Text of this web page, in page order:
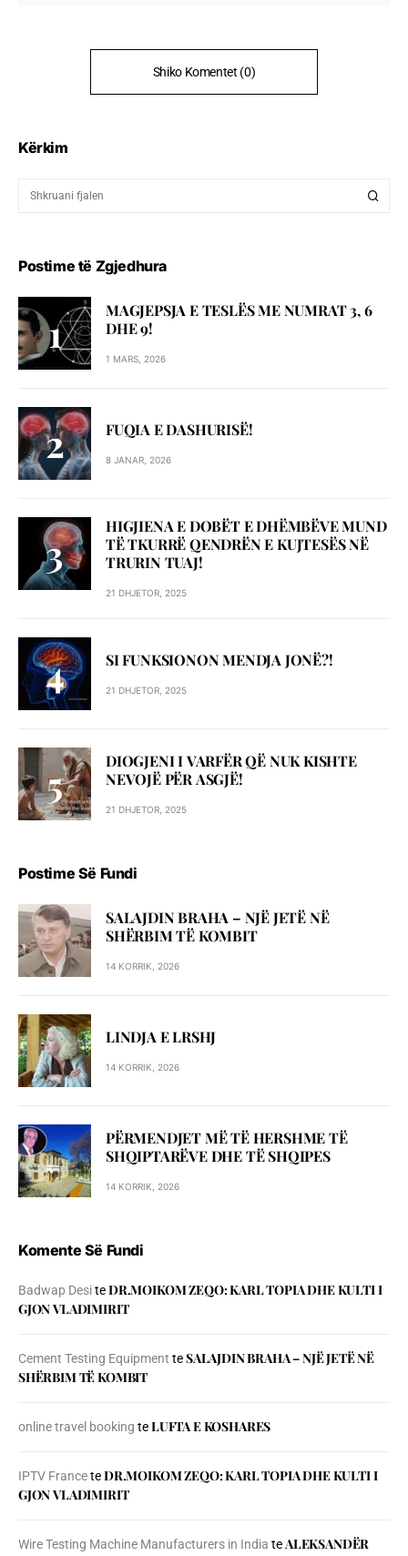
Shiko Komentet (0)
Kërkim
Postime të Zgjedhura
MAGJEPSJA E TESLËS ME NUMRAT 3, 6
DHE 9!
1 MARS, 2026
FUQIA E DASHURISË!
8 JANAR, 2026
HIGJIENA E DOBËT E DHËMBËVE MUND
TË TKURRË QENDRËN E KUJTESËS NË
TRURIN TUAJ!
21 DHJETOR, 2025
SI FUNKSIONON MENDJA JONË?!
21 DHJETOR, 2025
DIOGJENI I VARFËR QË NUK KISHTE
NEVOJË PËR ASGJË!
21 DHJETOR, 2025
Postime Së Fundi
SALAJDIN BRAHA – NJЁ JETЁ NЁ
SHЁRBIM TЁ KOMBIT
14 KORRIK, 2026
LINDJA E LRSHJ
14 KORRIK, 2026
PËRMENDJET MË TË HERSHME TË
SHQIPTARËVE DHE TË SHQIPES
14 KORRIK, 2026
Komente Së Fundi
Badwap DesiteDR.MOIKOM ZEQO: KARL TOPIA DHE KULTI I
GJON VLADIMIRIT
Cement Testing Equipment teSALAJDIN BRAHA – NJЁ JETЁ NЁ
SHЁRBIM TЁ KOMBIT
online travel booking teLUFTA E KOSHARES
IPTV FranceteDR.MOIKOM ZEQO: KARL TOPIA DHE KULTI I
GJON VLADIMIRIT
Wire Testing Machine Manufacturers in India teALEKSANDËR